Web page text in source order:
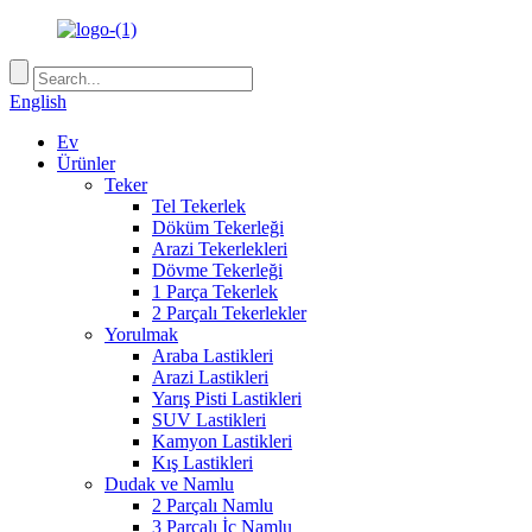
English
Ev
Ürünler
Teker
Tel Tekerlek
Döküm Tekerleği
Arazi Tekerlekleri
Dövme Tekerleği
1 Parça Tekerlek
2 Parçalı Tekerlekler
Yorulmak
Araba Lastikleri
Arazi Lastikleri
Yarış Pisti Lastikleri
SUV Lastikleri
Kamyon Lastikleri
Kış Lastikleri
Dudak ve Namlu
2 Parçalı Namlu
3 Parçalı İç Namlu